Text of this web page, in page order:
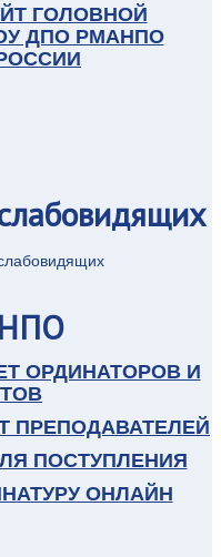
и с международным
Тяньцзинь, Китай).
вице президентом
Т.К., Киргизов
ГОЛОВНОЙ
ДПО РМАНПО
ОРДИНАТОРОВ И
ПРЕПОДАВАТЕЛЕЙ
ПОСТУПЛЕНИЯ
ОНЛАЙН